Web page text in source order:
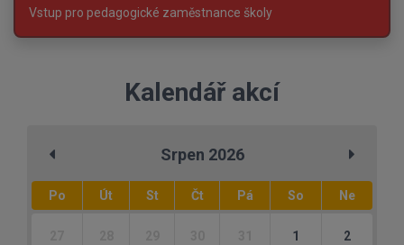
Vstup pro pedagogické zaměstnance školy
Kalendář akcí
Srpen 2026
Po Út St Čt Pá So Ne
1 2